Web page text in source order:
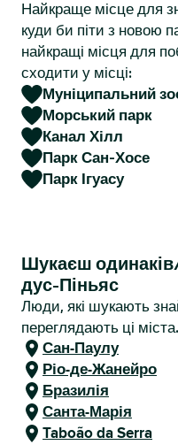
Найкраще місце для
куди би піти з
найкращі місця для
сходити у місці:
Муніципальний
Морський парк
Канал Хілл
Парк Сан-Хосе
Парк Ігуасу
Шукаєш
дус-Піньяс
Люди, які шукають
переглядають ці міста.
Сан-Паулу
Ріо-де-Жанейро
Бразилія
Санта-Марія
Taboão da Serra